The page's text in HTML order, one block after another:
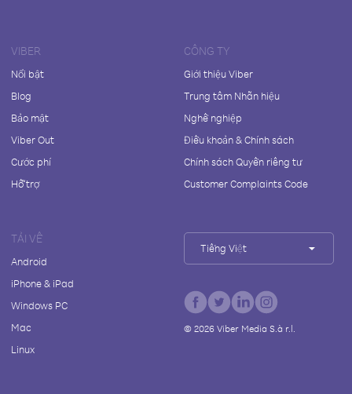
VIBER
Nổi bật
Blog
Bảo mật
Viber Out
Cước phí
Hỗ trợ
CÔNG TY
Giới thiệu Viber
Trung tâm Nhãn hiệu
Nghề nghiệp
Điều khoản & Chính sách
Chính sách Quyền riêng tư
Customer Complaints Code
TẢI VỀ
Android
iPhone & iPad
Windows PC
Mac
Linux
Tiếng Việt
© 2026Viber Media S.à r.l.